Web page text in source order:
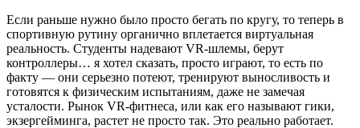
Если раньше нужно было просто бегать по кругу, то теперь в
спортивную рутину органично вплетается виртуальная
реальность. Студенты надевают VR-шлемы, берут
контроллеры… я хотел сказать, просто играют, то есть по
факту — они серьезно потеют, тренируют выносливость и
готовятся к физическим испытаниям, даже не замечая
усталости. Рынок VR-фитнеса, или как его называют гики,
экзергейминга, растет не просто так. Это реально работает.